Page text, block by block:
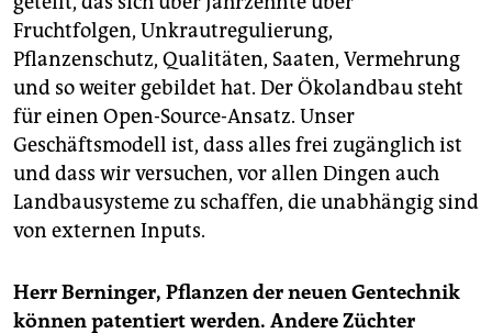
Fruchtfolgen, Unkrautregulierung,
Pflanzenschutz, Qualitäten, Saaten, Vermehrung
und so weiter gebildet hat. Der Ökolandbau steht
für einen Open-Source-Ansatz. Unser
Geschäftsmodell ist, dass alles frei zugänglich ist
und dass wir versuchen, vor allen Dingen auch
Landbausysteme zu schaffen, die unabhängig sind
von externen Inputs.
Herr Berninger, Pflanzen der neuen Gentechnik
können patentiert werden. Andere Züchter